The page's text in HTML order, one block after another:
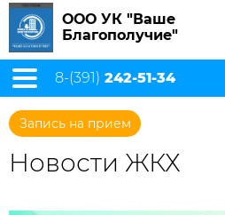
ООО УК "Ваше
Благополучие"
8-(391) 242-51-34
Запись на прием
Новости ЖКХ